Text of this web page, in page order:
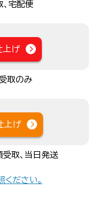
宅配便
上げ
取のみ
上げ
受取、当日発送
ださい。